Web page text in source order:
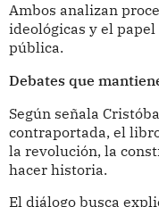
Ambos analizan
ideológicas y el
pública.
Debates que
Según señala
contraportada, el
la revolución, la
hacer historia.
El diálogo busca